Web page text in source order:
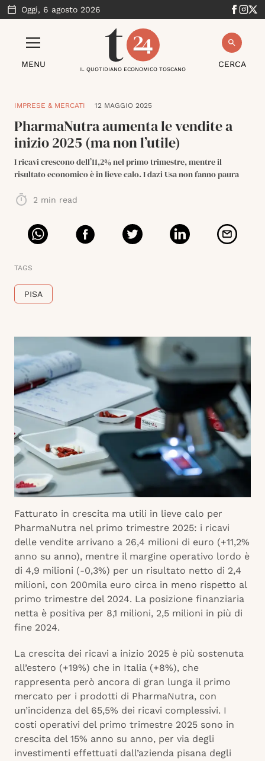
Oggi, 6 agosto 2026
MENU CERCA
IL QUOTIDIANO ECONOMICO TOSCANO
IMPRESE & MERCATI 12 MAGGIO 2025
PharmaNutra aumenta le vendite a
inizio 2025 (ma non l’utile)
I ricavi crescono dell’11,2% nel primo trimestre, mentre il
risultato economico è in lieve calo. I dazi Usa non fanno paura
2 min read
TAGS
PISA
Fatturato in crescita ma utili in lieve calo per
PharmaNutra nel primo trimestre 2025: i ricavi
delle vendite arrivano a 26,4 milioni di euro (+11,2%
anno su anno), mentre il margine operativo lordo è
di 4,9 milioni (-0,3%) per un risultato netto di 2,4
milioni, con 200mila euro circa in meno rispetto al
primo trimestre del 2024. La posizione finanziaria
netta è positiva per 8,1 milioni, 2,5 milioni in più di
fine 2024.
La crescita dei ricavi a inizio 2025 è più sostenuta
all’estero (+19%) che in Italia (+8%), che
rappresenta però ancora di gran lunga il primo
mercato per i prodotti di PharmaNutra, con
un’incidenza del 65,5% dei ricavi complessivi. I
costi operativi del primo trimestre 2025 sono in
crescita del 15% anno su anno, per via degli
investimenti effettuati dall’azienda pisana degli